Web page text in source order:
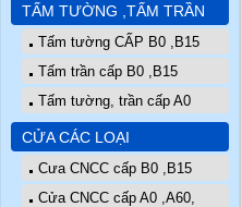
TẤM TƯỜNG ,TẤM TRẦN
Tấm tường CẤP B0 ,B15
Tấm trần cấp B0 ,B15
Tấm tường, trần cấp A0
CỬA CÁC LOẠI
Cưa CNCC cấp B0 ,B15
Cửa CNCC cấp A0 ,A60,